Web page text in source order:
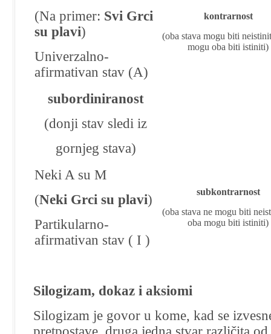
(Na primer: Svi Grci
su plavi)
Univerzalno-
afirmativan stav (A)
kontrarnost
(oba stava mogu biti
mogu oba biti istiniti)
subordiniranost
(donji stav sledi iz
gornjeg stava)
Neki A su M
(Neki Grci su plavi)
Partikularno-
afirmativan stav ( I )
subkontrarnost
(oba stava ne mogu biti
oba mogu biti istiniti)
Silogizam, dokaz i aksiomi
Silogizam je govor u kome, kad se